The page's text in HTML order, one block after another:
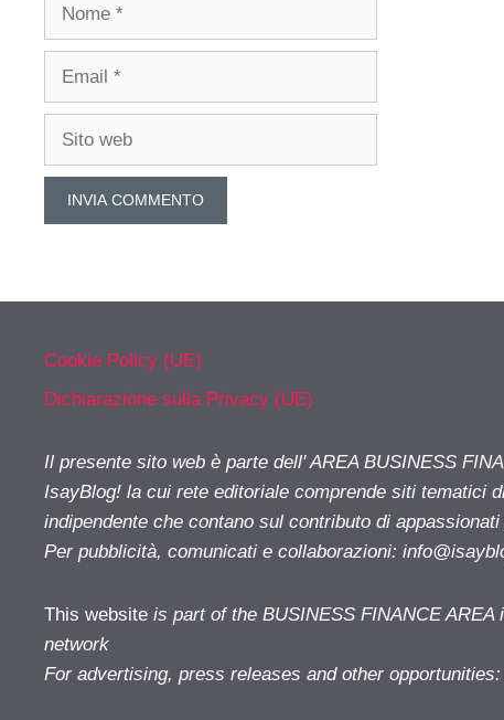
Cookie Policy (UE)
Dichiarazione sulla Privacy (UE)
Il presente sito web è parte dell' AREA BUSINESS
IsayBlog! la cui rete editoriale comprende siti tematici
indipendente che contano sul contributo di
Per pubblicità, comunicati e collaborazioni:
This website is part of the BUSINESS FINANCE AREA
network
For advertising, press releases and other opportunities: